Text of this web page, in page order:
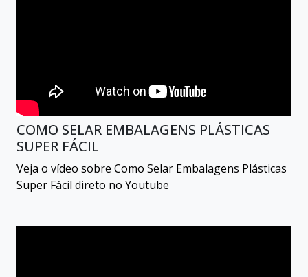
COMO SELAR EMBALAGENS PLÁSTICAS
SUPER FÁCIL
Veja o vídeo sobre Como Selar Embalagens Plásticas
Super Fácil direto no Youtube